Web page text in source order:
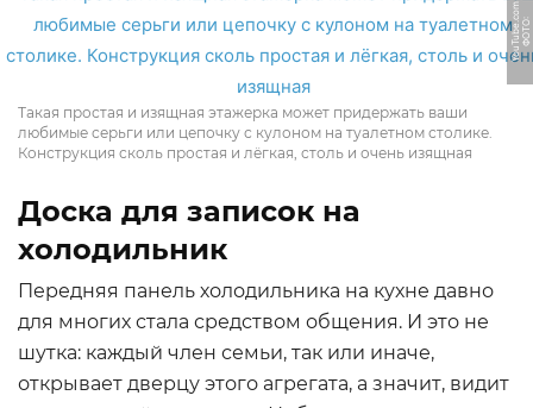
Ф
О
Т
О:
Y
o
u
T
u
b
e.
c
o
m
Такая простая и изящная этажерка может придержать ваши
любимые серьги или цепочку с кулоном на туалетном столике.
Конструкция сколь простая и лёгкая, столь и очень изящная
Доска для записок на
холодильник
Передняя панель холодильника на кухне давно
для многих стала средством общения. И это не
шутка: каждый член семьи, так или иначе,
открывает дверцу этого агрегата, а значит, видит